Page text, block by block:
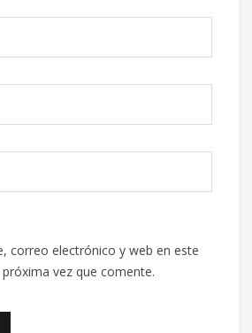
correo electrónico y web en este
vez que comente.